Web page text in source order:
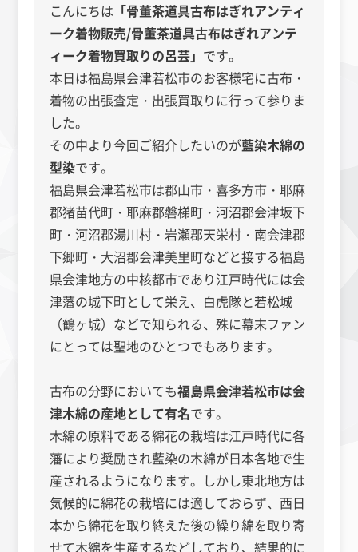
こんにちは 「骨董茶道具古布はぎれアンティ
ーク着物販売/骨董茶道具古布はぎれアンテ
ィーク着物買取りの呂芸」 です。
本日は福島県会津若松市のお客様宅に古布・
着物の出張査定・出張買取りに行って参りま
した。
その中より今回ご紹介したいのが藍染木綿の
型染です。
福島県会津若松市は郡山市・喜多方市・耶麻
郡猪苗代町・耶麻郡磐梯町・河沼郡会津坂下
町・河沼郡湯川村・岩瀬郡天栄村・南会津郡
下郷町・大沼郡会津美里町などと接する福島
県会津地方の中核都市であり江戸時代には会
津藩の城下町として栄え、白虎隊と若松城
（鶴ヶ城）などで知られる、殊に幕末ファン
にとっては聖地のひとつでもあります。
古布の分野においても福島県会津若松市は会
津木綿の産地として有名です。
木綿の原料である綿花の栽培は江戸時代に各
藩により奨励され藍染の木綿が日本各地で生
産されるようになります。しかし東北地方は
気候的に綿花の栽培には適しておらず、西日
本から綿花を取り終えた後の繰り綿を取り寄
せて木綿を生産するなどしており、結果的に